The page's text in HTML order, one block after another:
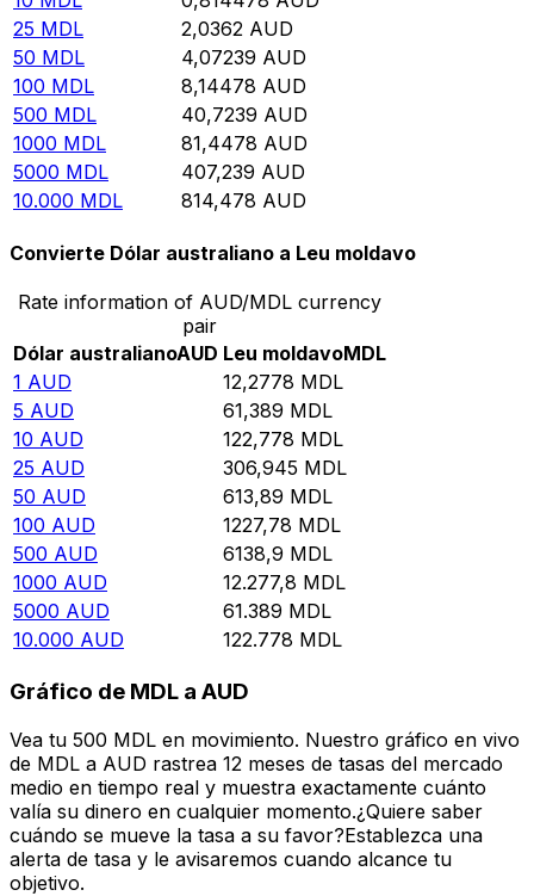
25 MDL 2,0362 AUD
50 MDL 4,07239 AUD
100 MDL 8,14478 AUD
500 MDL 40,7239 AUD
1000 MDL 81,4478 AUD
5000 MDL 407,239 AUD
10.000 MDL 814,478 AUD
Convierte Dólar australiano a Leu moldavo
Rate information of AUD/MDL currency
pair
Dólar australianoAUD Leu moldavoMDL
1 AUD 12,2778 MDL
5 AUD 61,389 MDL
10 AUD 122,778 MDL
25 AUD 306,945 MDL
50 AUD 613,89 MDL
100 AUD 1227,78 MDL
500 AUD 6138,9 MDL
1000 AUD 12.277,8 MDL
5000 AUD 61.389 MDL
10.000 AUD 122.778 MDL
Gráfico de MDL a AUD
Vea tu 500 MDL en movimiento. Nuestro gráfico en vivo
de MDL a AUD rastrea 12 meses de tasas del mercado
medio en tiempo real y muestra exactamente cuánto
valía su dinero en cualquier momento.¿Quiere saber
cuándo se mueve la tasa a su favor?Establezca una
alerta de tasa y le avisaremos cuando alcance tu
objetivo.